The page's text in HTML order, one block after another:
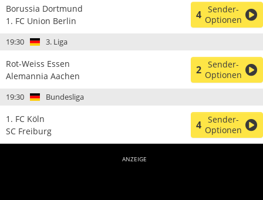
Borussia Dortmund
1. FC Union Berlin
4 Sender-
Optionen
19:30 3. Liga
Rot-Weiss Essen
Alemannia Aachen
2 Sender-
Optionen
19:30 Bundesliga
1. FC Köln
SC Freiburg
4 Sender-
Optionen
ANZEIGE